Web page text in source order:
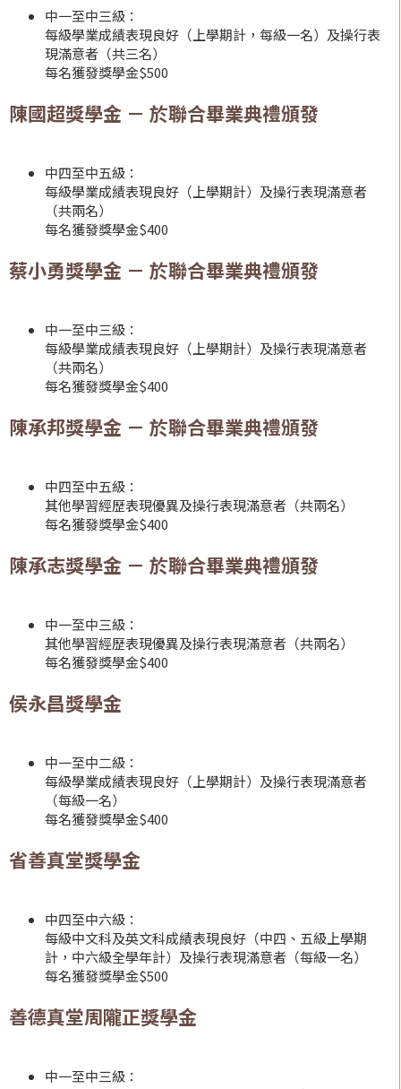
中一至中三級：
每級學業成績表現良好（上學期計，每級一名）及操行表
現滿意者（共三名）
每名獲發獎學金$500
陳國超獎學金 － 於聯合畢業典禮頒發
中四至中五級：
每級學業成績表現良好（上學期計）及操行表現滿意者
（共兩名）
每名獲發獎學金$400
蔡小勇獎學金 － 於聯合畢業典禮頒發
中一至中三級：
每級學業成績表現良好（上學期計）及操行表現滿意者
（共兩名）
每名獲發獎學金$400
陳承邦獎學金 － 於聯合畢業典禮頒發
中四至中五級：
其他學習經歷表現優異及操行表現滿意者（共兩名）
每名獲發獎學金$400
陳承志獎學金 － 於聯合畢業典禮頒發
中一至中三級：
其他學習經歷表現優異及操行表現滿意者（共兩名）
每名獲發獎學金$400
侯永昌獎學金
中一至中二級：
每級學業成績表現良好（上學期計）及操行表現滿意者
（每級一名）
每名獲發獎學金$400
省善真堂獎學金
中四至中六級：
每級中文科及英文科成績表現良好（中四、五級上學期
計，中六級全學年計）及操行表現滿意者（每級一名）
每名獲發獎學金$500
善德真堂周隴正獎學金
中一至中三級：